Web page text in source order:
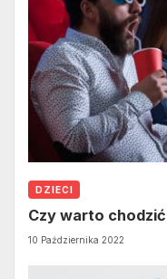
DZIECI
Czy warto
10 Października 2022